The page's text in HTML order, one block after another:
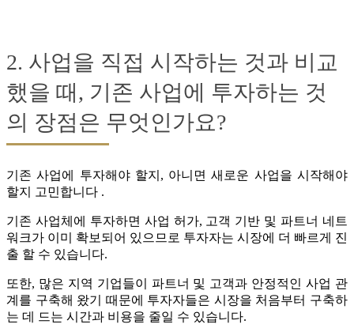
2. 사업을 직접 시작하는 것과 비교
했을 때, 기존 사업에 투자하는 것
의 장점은 무엇인가요?
기존 사업에 투자해야 할지, 아니면 새로운 사업을 시작해야
할지 고민합니다 .
기존 사업체에 투자하면 사업 허가, 고객 기반 및 파트너 네트
워크가 이미 확보되어 있으므로 투자자는 시장에 더 빠르게 진
출 할 수 있습니다.
또한, 많은 지역 기업들이 파트너 및 고객과 안정적인 사업 관
계를 구축해 왔기 때문에 투자자들은 시장을 처음부터 구축하
는 데 드는 시간과 비용을 줄일 수 있습니다.